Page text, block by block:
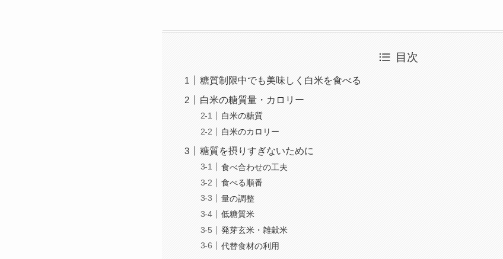
目次
糖質制限中でも美味しく白米を食べる
白米の糖質量・カロリー
白米の糖質
白米のカロリー
糖質を摂りすぎないために
食べ合わせの工夫
食べる順番
量の調整
低糖質米
発芽玄米・雑穀米
代替食材の利用